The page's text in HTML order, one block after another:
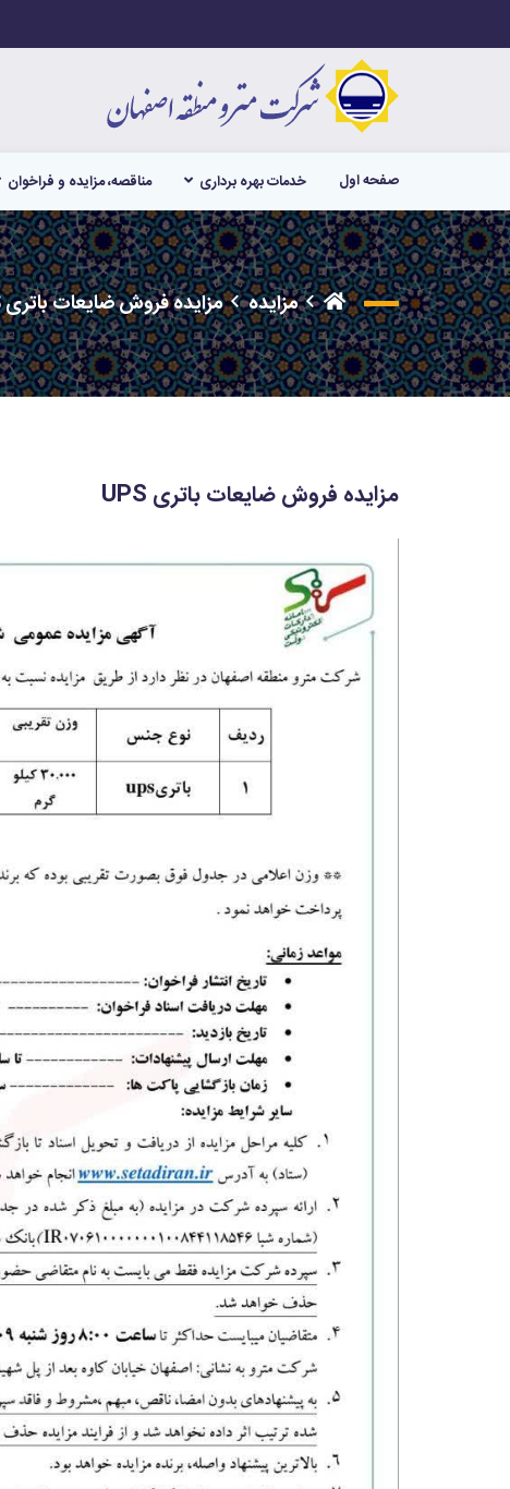
صفحه اول خدمات بهره برداری مناقصه، مزایده و فراخوان
مزایده مزایده فروش ضایعات باتری UPS
مزایده فروش ضایعات باتری UPS